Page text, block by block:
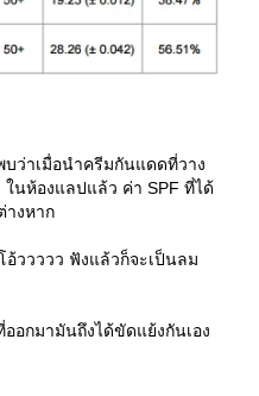
ว่าเมื่อนำครีมกันแดดที่วาง
นห้องแลปแล้ว ค่า SPF ที่ได้
างหาก
ววววว ฟังแล้วก็จะเป็นลม
อกมามันถึงได้ขัดแย้งกันเอง